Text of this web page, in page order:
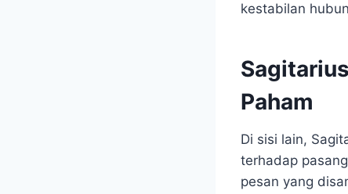
kestabilan
Paham
Di sisi lain,
terhadap
pesan yang